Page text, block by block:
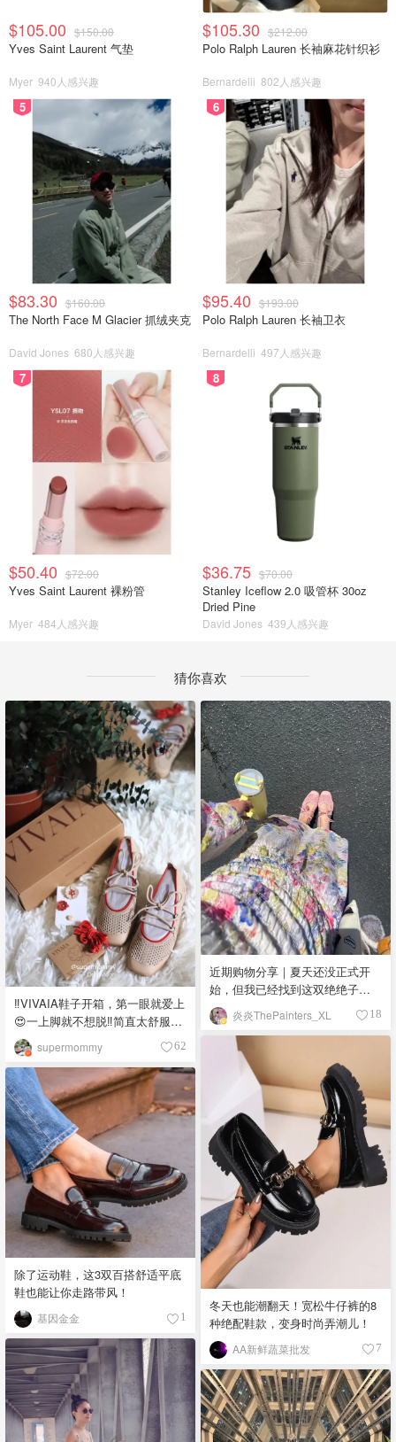
$105.00 $150.00
Yves Saint Laurent 气垫
Myer 940人感兴趣
$105.30 $212.00
Polo Ralph Lauren 长袖麻花针织衫
Bernardelli 802人感兴趣
5
$83.30 $160.00
The North Face M Glacier 抓绒夹克
David Jones 680人感兴趣
6
$95.40 $193.00
Polo Ralph Lauren 长袖卫衣
Bernardelli 497人感兴趣
7
$50.40 $72.00
Yves Saint Laurent 裸粉管
Myer 484人感兴趣
8
$36.75 $70.00
Stanley Iceflow 2.0 吸管杯 30oz
Dried Pine
David Jones 439人感兴趣
猜你喜欢
‼️VIVAIA鞋子开箱，第一眼就爱上
😍一上脚就不想脱‼️简直太舒服
了‼️ supermommy 62
近期购物分享｜夏天还没正式开
始，但我已经找到这双绝绝子般
貌美实穿的游戏终结者
炎炎ThePainters_XL 18
冬天也能潮翻天！宽松牛仔裤的8
种绝配鞋款，变身时尚弄潮儿！
AA新鲜蔬菜批发 7
除了运动鞋，这3双百搭舒适平底
鞋也能让你走路带风！
基因金金 1